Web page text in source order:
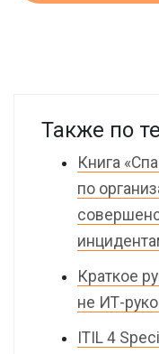
Также по
Книга
по
Краткое
не ИТ-
ITIL 4